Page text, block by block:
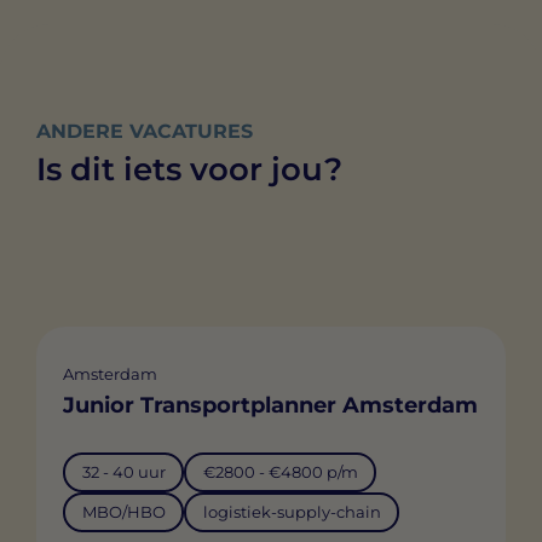
ANDERE VACATURES
Is dit iets voor jou?
Amsterdam
Junior Transportplanner Amsterdam
32 - 40 uur €2800 - €4800 p/m
MBO/HBO logistiek-supply-chain